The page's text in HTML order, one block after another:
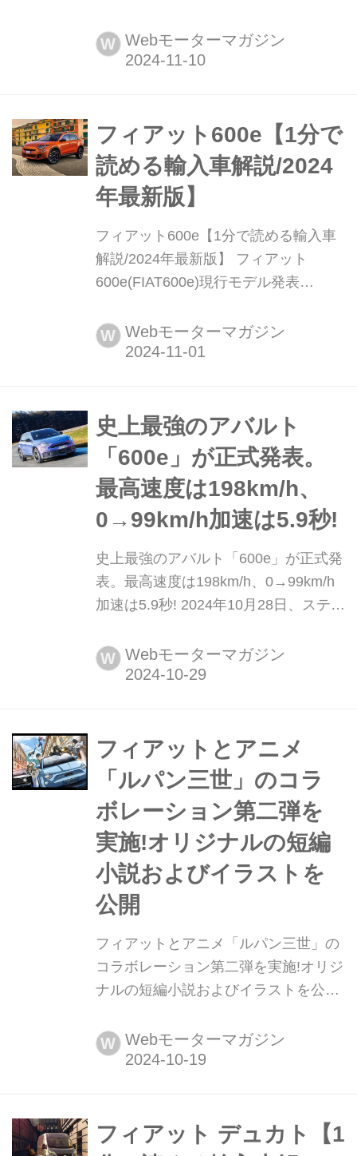
のBEV第2弾「600e(セイチェント イ
ー)を日本導入開始した。そのディテー
W Webモーターマガジン
フィアット600e【1分で
読める輸入車解説/2024
年最新版】
フィアット600e【1分で読める輸入車
解説/2024年最新版】 フィアット
600e(FIAT600e)現行モデル発表
W Webモーターマガジン
史上最強のアバルト
「600e」が正式発表。
最高速度は198km/h、
0→99km/h加速は5.9秒!
史上最強のアバルト「600e」が正式発
表。最高速度は198km/h、0→99km/h
加速は5.9秒! 2024年10月28日、ステラ
ンドの最新&最強モデル「600e」を発
表した。英国では11月中旬から受注を
でお馴染みの「アバルト(ABARTH)」
ブランドからステランテ...
W Webモーターマガジン
フィアットとアニメ
「ルパン三世」のコラ
ボレーション第二弾を
実施!オリジナルの短編
小説およびイラストを
公開
フィアットとアニメ「ルパン三世」の
コラボレーション第二弾を実施!オリジ
ナルの短編小説およびイラストを公開
フィアットとアニメ「ルパン三世」と
の2024年コラボレーション・キャンペ
に発売されたことを記念し、実施され
たアニメ「ルパン三世」とのコラボレ
W Webモーターマガジン
フィアット デュカト【1